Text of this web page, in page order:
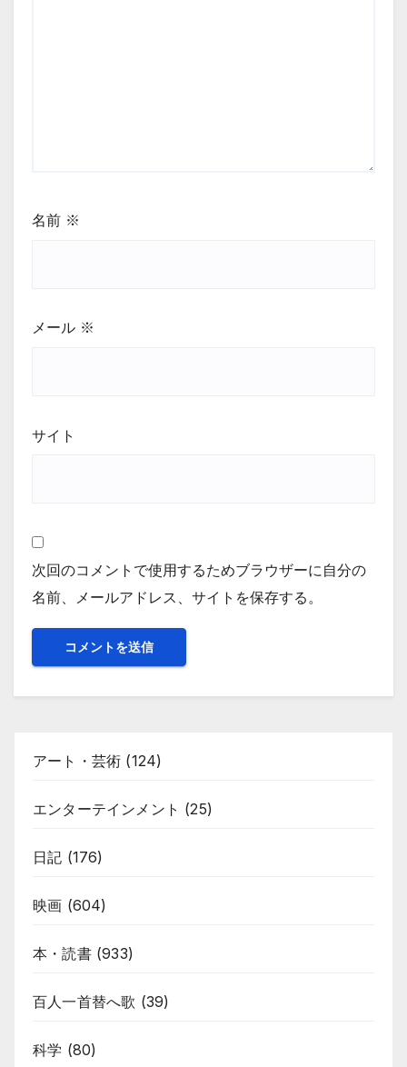
名前 ※
メール ※
サイト
次回のコメントで使用するためブラウザーに自分の
名前、メールアドレス、サイトを保存する。
アート・芸術 (124)
エンターテインメント (25)
日記 (176)
映画 (604)
本・読書(933)
百人一首替へ歌 (39)
科学 (80)